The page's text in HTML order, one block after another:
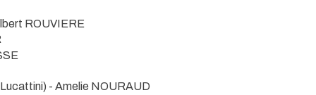
ROUVIERE
- Amelie NOURAUD